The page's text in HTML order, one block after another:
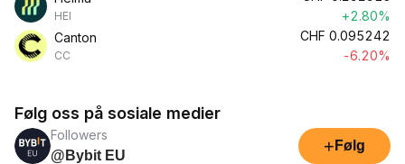
HEI
+2.80%
Canton
CC
CHF 0.095242
-6.20%
Følg oss på sosiale medier
Followers
@Bybit EU
+ Følg